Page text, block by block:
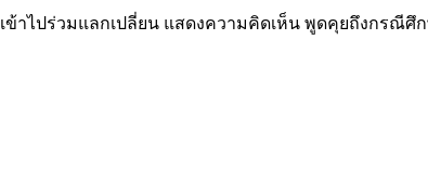
าไปร่วมแลกเปลี่ยน แสดงความคิดเห็น พูดคุยถึงกรณีศึก